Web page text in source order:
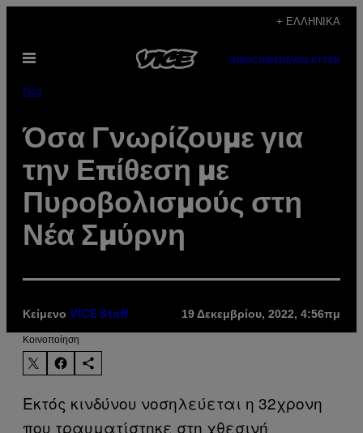
περιεχόμενο
+ ΕΛΛΗΝΙΚΆ
Ανοίξτε
SUBSCRIBENEWSLETTER
Νέα
Όσα Γνωρίζουμε για
την Επίθεση με
Πυροβολισμούς στη
Νέα Σμύρνη
Κείμενο VICE Staff 19 Δεκεμβρίου, 2022, 4:56πμ
Kοινοποίηση
Εκτός κινδύνου νοσηλεύεται η 32χρονη
που τραυματίστηκε στη χθεσινή